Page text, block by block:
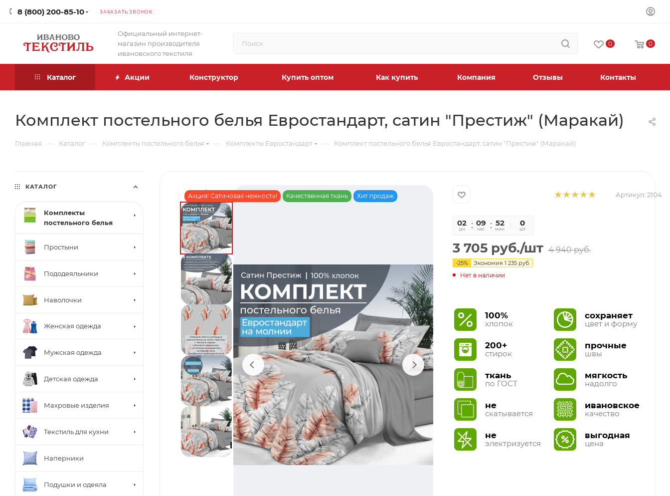
8 (800) 200-85-10 ЗАКАЗАТЬ ЗВОНОК
Официальный интернет-
магазин производителя
ивановского текстиля
0 0
Каталог Акции Конструктор Купить оптом Как купить Компания Отзывы Контакты
Комплект постельного белья Евростандарт, сатин "Престиж" (Маракай)
Главная — Каталог — Комплекты постельного белья — Комплекты Евростандарт — Комплект постельного белья Евростандарт, сатин "Престиж" (Маракай)
Акция! Сатиновая нежность! Качественная ткань Хит продаж Артикул: 2104
02
дн
09
час
52
мин
06
сек
0
шт
3 705 руб./шт 4 940руб.
-25% Экономия1 235 руб.
Нет в наличии
100%
хлопок
200+
стирок
ткань
по ГОСТ
не
скатывается
не
электризуется
сохраняет
цвет и форму
прочные
швы
мягкость
надолго
ивановское
качество
выгодная
цена
КАТАЛОГ
Комплекты
постельного белья
Простыни
Пододеяльники
Наволочки
Женская одежда
Мужская одежда
Детская одежда
Махровые изделия
Текстиль для кухни
Наперники
Подушки и одеяла